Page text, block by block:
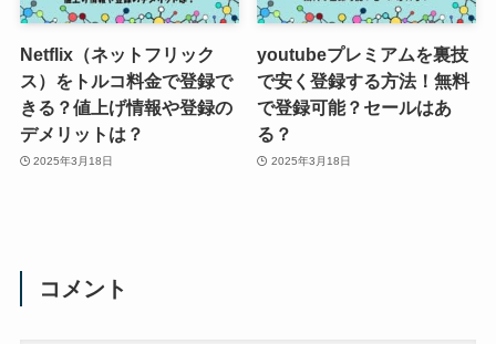
Netflix（ネットフリック
ス）をトルコ料金で登録で
きる？値上げ情報や登録の
デメリットは？
2025年3月18日
youtubeプレミアムを裏技
で安く登録する方法！無料
で登録可能？セールはあ
る？
2025年3月18日
コメント